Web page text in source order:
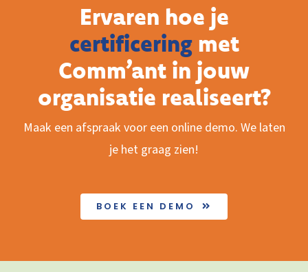
Ervaren hoe je
certificeringmet
Comm’ant in jouw
organisatie realiseert?
Maak een afspraak voor een online demo. We laten
je het graag zien!
BOEK EEN DEMO